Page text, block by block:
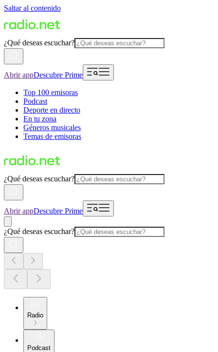
Saltar al contenido
¿Qué deseas escuchar?
Abrir appDescubre Prime
Top 100 emisoras
Podcast
Deporte en directo
En tu zona
Géneros musicales
Temas de emisoras
¿Qué deseas escuchar?
Abrir appDescubre Prime
¿Qué deseas escuchar?
Radio
Podcast